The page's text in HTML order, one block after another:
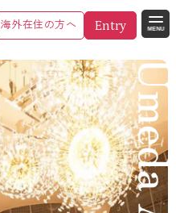
海外在住の方へ Entry MENU